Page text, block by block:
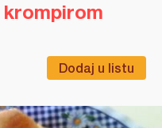
Dodaj u listu